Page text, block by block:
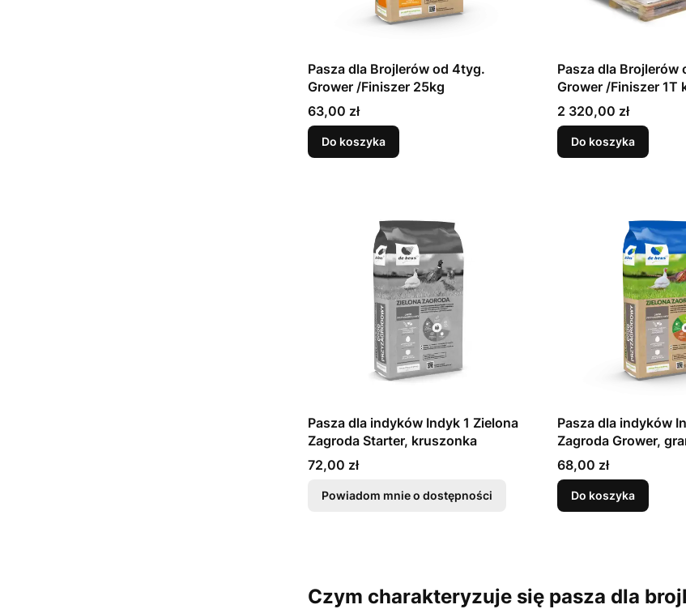
Pasza dla Brojlerów od 4tyg.
Grower /Finiszer 25kg
Cena
63,00 zł
Do koszyka
Pasza dla Brojlerów
Grower /Finiszer 1T
Cena
2 320,00 zł
Do koszyka
Pasza dla indyków Indyk 1 Zielona
Zagroda Starter, kruszonka
Cena
72,00 zł
Powiadom mnie o dostępności
Pasza dla indyków
Zagroda Grower,
Cena
68,00 zł
Do koszyka
Czym charakteryzuje się pasza dla